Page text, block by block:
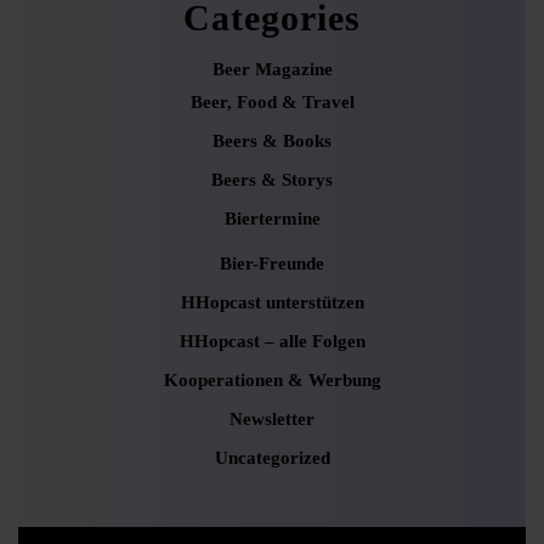
Categories
Beer Magazine
Beer, Food & Travel
Beers & Books
Beers & Storys
Biertermine
Bier-Freunde
HHopcast unterstützen
HHopcast – alle Folgen
Kooperationen & Werbung
Newsletter
Uncategorized